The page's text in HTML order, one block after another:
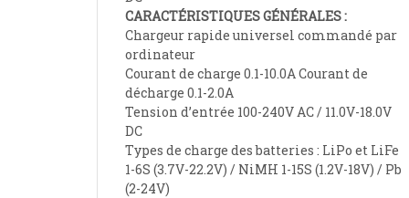
CARACTÉRISTIQUES GÉNÉRALES :
Chargeur rapide universel commandé par
ordinateur
Courant de charge 0.1-10.0A Courant de
décharge 0.1-2.0A
Tension d’entrée 100-240V AC / 11.0V-18.0V
DC
Types de charge des batteries : LiPo et LiFe
1-6S (3.7V-22.2V) / NiMH 1-15S (1.2V-18V) / Pb
(2-24V)